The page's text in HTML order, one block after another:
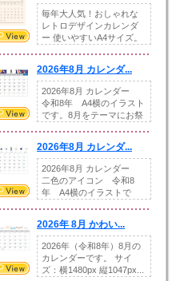
毎年大人気！おしゃれな
レトロデザインカレンダ
ー 使いやすいA4サイズ。
2026年8月 カレンダ...
2026年8月 カレンダー
令和8年 A4横のイラスト
です。8月をテーマにお祭
2026年8月 カレンダ...
2026年8月 カレンダー
二色のアイコン 令和8
年 A4横のイラストで
2026年 8月 かわい...
2026年（令和8年）8月の
カレンダーです。 サイ
ズ：横1480px 縦1047px...